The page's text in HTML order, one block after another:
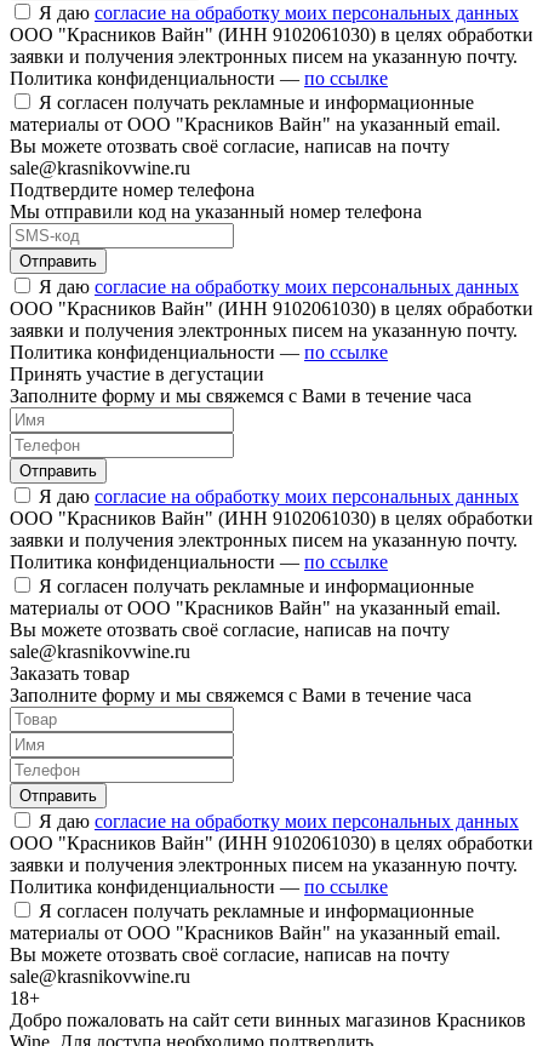
Я даю согласие на обработку моих персональных данных
ООО "Красников Вайн" (ИНН 9102061030) в целях обработки
заявки и получения электронных писем на указанную почту.
Политика конфиденциальности — по ссылке
Я согласен получать рекламные и информационные
материалы от ООО "Красников Вайн" на указанный email.
Вы можете отозвать своё согласие, написав на почту
sale@krasnikovwine.ru
Подтвердите номер телефона
Мы отправили код на указанный номер телефона
Отправить
Я даю согласие на обработку моих персональных данных
ООО "Красников Вайн" (ИНН 9102061030) в целях обработки
заявки и получения электронных писем на указанную почту.
Политика конфиденциальности — по ссылке
Принять участие в дегустации
Заполните форму и мы свяжемся с Вами в течение часа
Отправить
Я даю согласие на обработку моих персональных данных
ООО "Красников Вайн" (ИНН 9102061030) в целях обработки
заявки и получения электронных писем на указанную почту.
Политика конфиденциальности — по ссылке
Я согласен получать рекламные и информационные
материалы от ООО "Красников Вайн" на указанный email.
Вы можете отозвать своё согласие, написав на почту
sale@krasnikovwine.ru
Заказать товар
Заполните форму и мы свяжемся с Вами в течение часа
Отправить
Я даю согласие на обработку моих персональных данных
ООО "Красников Вайн" (ИНН 9102061030) в целях обработки
заявки и получения электронных писем на указанную почту.
Политика конфиденциальности — по ссылке
Я согласен получать рекламные и информационные
материалы от ООО "Красников Вайн" на указанный email.
Вы можете отозвать своё согласие, написав на почту
sale@krasnikovwine.ru
18+
Добро пожаловать на сайт сети винных магазинов Красников
Wine. Для доступа необходимо подтвердить